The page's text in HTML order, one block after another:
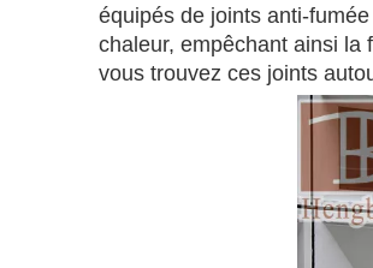
équipés de joints anti-
chaleur, empêchant ainsi la
vous trouvez ces joints